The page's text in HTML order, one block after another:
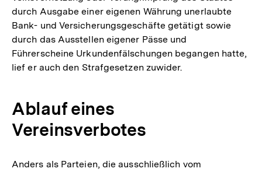
durch Ausgabe einer eigenen Währung unerlaubte
Bank- und Versicherungsgeschäfte getätigt sowie
durch das Ausstellen eigener Pässe und
Führerscheine Urkundenfälschungen begangen hatte,
lief er auch den Strafgesetzen zuwider.
Ablauf eines
Vereinsverbotes
Anders als Parteien, die ausschließlich vom